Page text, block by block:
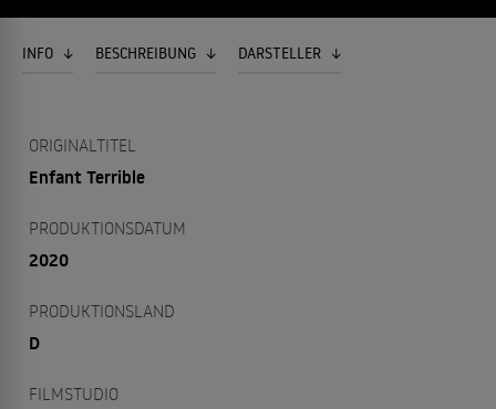
INFO BESCHREIBUNG DARSTELLER
ORIGINALTITEL
Enfant Terrible
PRODUKTIONSDATUM
2020
PRODUKTIONSLAND
D
FILMSTUDIO